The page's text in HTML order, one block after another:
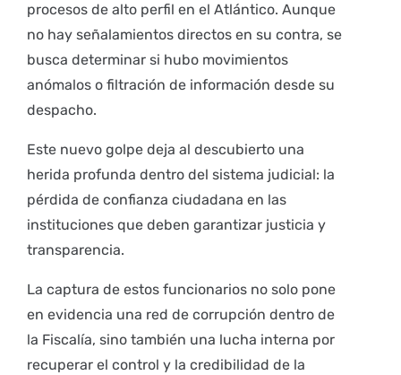
procesos de alto perfil en el Atlántico. Aunque
no hay señalamientos directos en su contra, se
busca determinar si hubo movimientos
anómalos o filtración de información desde su
despacho.
Este nuevo golpe deja al descubierto una
herida profunda dentro del sistema judicial: la
pérdida de confianza ciudadana en las
instituciones que deben garantizar justicia y
transparencia.
La captura de estos funcionarios no solo pone
en evidencia una red de corrupción dentro de
la Fiscalía, sino también una lucha interna por
recuperar el control y la credibilidad de la